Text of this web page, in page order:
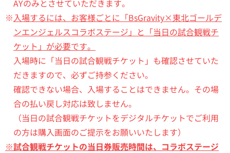
AYのみとさせていただきます。
※入場するには、お客様ごとに「BsGravity×東北ゴールデ
ンエンジェルスコラボステージ」と「当日の試合観戦チ
ケット」が必要です。
入場時に「当日の試合観戦チケット」も確認させていた
だきますので、必ずご持参ください。
確認できない場合、入場することはできません。その場
合の払い戻し対応は致しません。
（当日の試合観戦チケットをデジタルチケットでご利用
の方は購入画面のご提示をお願いいたします）
※試合観戦チケットの当日券販売時間は、コラボステージ